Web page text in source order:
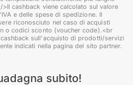
cashback viene calcolato sul valore
e delle spese di spedizione. Il
riconosciuto nel caso di acquisti
o codici sconto (voucher code).<br
sull'acquisto di prodotti/servizi
indicati nella pagina del sito partner.
subito!